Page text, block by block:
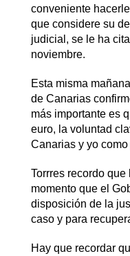
conveniente
que considere su
judicial, se le ha
noviembre.
Esta misma
de Canarias
más importante es
euro, la voluntad
Canarias y yo
Torrres recordo
momento que el
disposición de la
caso y para
Hay que recordar